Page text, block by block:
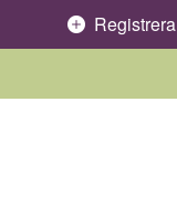
Registrera